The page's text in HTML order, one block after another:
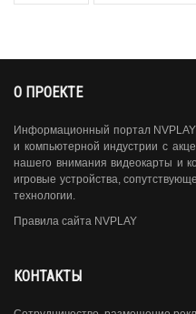
О ПРОЕКТЕ
Информационный портал
и компьютерной индустрии с
нашего внимания видеокарты и
игровые устройства,
технологии.
Правила сайта NVPLAY
КОНТАКТЫ